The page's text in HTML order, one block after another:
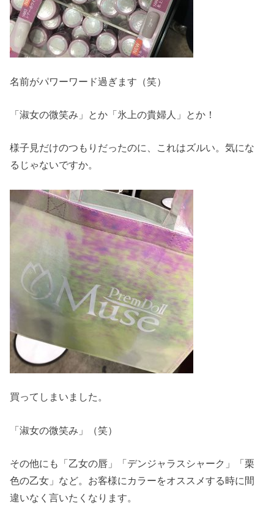
名前がパワーワード過ぎます（笑）
「淑女の微笑み」とか「氷上の貴婦人」とか！
様子見だけのつもりだったのに、これはズルい。気にな
るじゃないですか。
買ってしまいました。
「淑女の微笑み」（笑）
その他にも「乙女の唇」「デンジャラスシャーク」「栗
色の乙女」など。お客様にカラーをオススメする時に間
違いなく言いたくなります。